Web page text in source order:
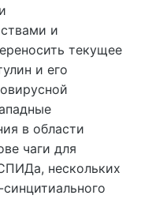
и
текущее
и его
в области
чаги для
нескольких